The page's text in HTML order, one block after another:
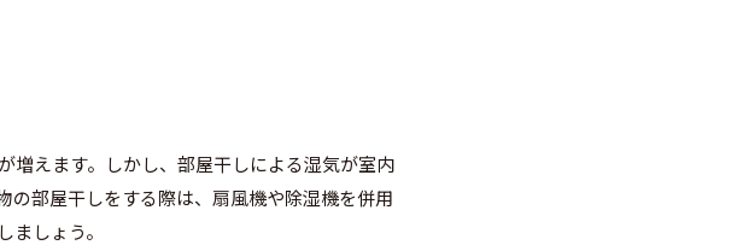
増えます。しかし、部屋干しによる湿気が室内
の部屋干しをする際は、扇風機や除湿機を併用
しょう。